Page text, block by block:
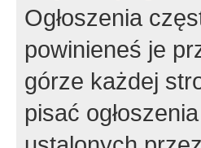
Ogłoszenia
powinieneś je
górze każdej
pisać